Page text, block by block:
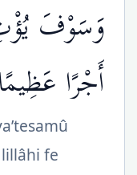
وَسَوْفَ يُؤْتِ
أَجْرًا عَظِيمًا
fe